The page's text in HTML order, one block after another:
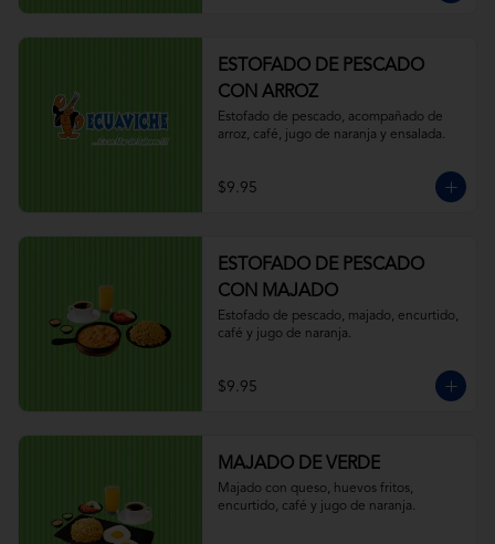
ESTOFADO DE PESCADO
CON ARROZ
Estofado de pescado, acompañado de
arroz, café, jugo de naranja y ensalada.
$9.95
ESTOFADO DE PESCADO
CON MAJADO
Estofado de pescado, majado, encurtido,
café y jugo de naranja.
$9.95
MAJADO DE VERDE
Majado con queso, huevos fritos,
encurtido, café y jugo de naranja.